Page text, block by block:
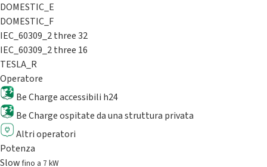
DOMESTIC_E
DOMESTIC_F
IEC_60309_2 three 32
IEC_60309_2 three 16
TESLA_R
Operatore
Be Charge accessibili h24
Be Charge ospitate da una struttura privata
Altri operatori
Potenza
Slowfino a 7 kW